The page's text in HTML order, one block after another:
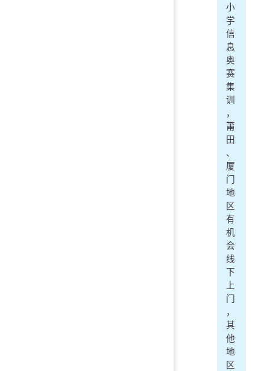
小
学
信
息
奥
赛
集
训
，
莆
田
、
厦
门
地
区
有
机
会
线
下
上
门
，
其
他
地
区